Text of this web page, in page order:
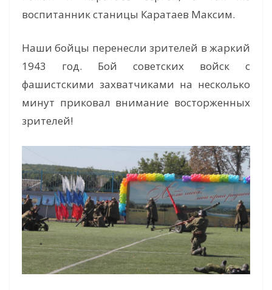
воспитанник станицы Каратаев Максим.
Наши бойцы перенесли зрителей в жаркий
1943 год. Бой советских войск с
фашистскими захватчиками на несколько
минут приковал внимание восторженных
зрителей!